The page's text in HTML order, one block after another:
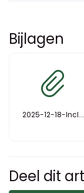
Bijlagen
2025-12-18-Incl...
Deel dit